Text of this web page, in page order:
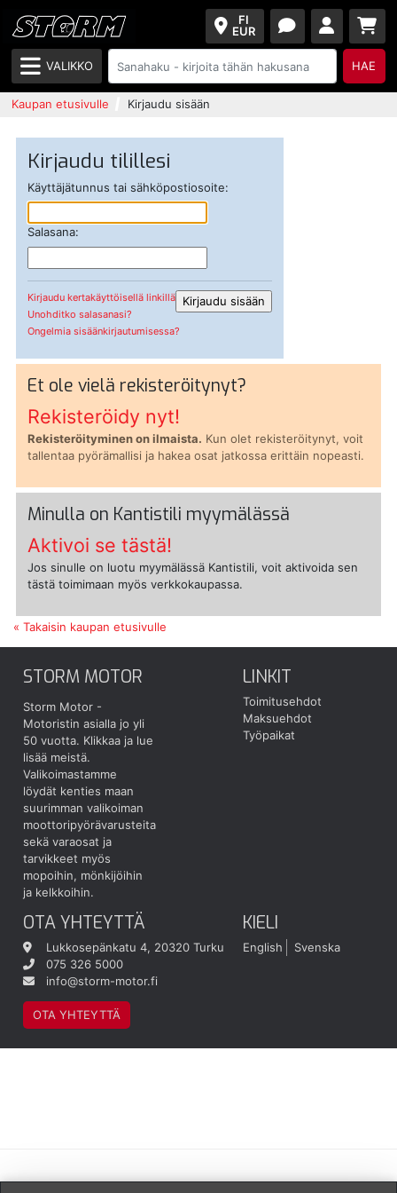
FI
EUR
VALIKKO HAE
Kaupan etusivulle Kirjaudu sisään
Kirjaudu tilillesi
Käyttäjätunnus tai sähköpostiosoite:
Salasana:
Kirjaudu kertakäyttöisellä linkillä
Unohditko salasanasi?
Ongelmia sisäänkirjautumisessa?
Et ole vielä rekisteröitynyt?
Rekisteröidy nyt!
Rekisteröityminen on ilmaista. Kun olet rekisteröitynyt, voit
tallentaa pyörämallisi ja hakea osat jatkossa erittäin nopeasti.
Minulla on Kantistili myymälässä
Aktivoi se tästä!
Jos sinulle on luotu myymälässä Kantistili, voit aktivoida sen
tästä toimimaan myös verkkokaupassa.
« Takaisin kaupan etusivulle
STORM MOTOR
Storm Motor -
Motoristin asialla jo yli
50 vuotta. Klikkaa ja lue
lisää meistä.
Valikoimastamme
löydät kenties maan
suurimman valikoiman
moottoripyörävarusteita
sekä varaosat ja
tarvikkeet myös
mopoihin, mönkijöihin
ja kelkkoihin.
LINKIT
Toimitusehdot
Maksuehdot
Työpaikat
OTA YHTEYTTÄ
Lukkosepänkatu 4, 20320 Turku
075 326 5000
info@storm-motor.fi
OTA YHTEYTTÄ
KIELI
English Svenska